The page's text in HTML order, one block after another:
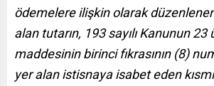
ödemelere ilişkin olarak
alan tutarın, 193 sayılı Kanunun 23
maddesinin birinci fıkrasının (8)
yer alan istisnaya isabet eden